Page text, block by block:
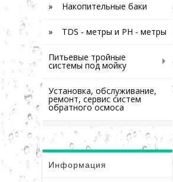
» Накопительные баки
» TDS - метры и PH - метры
Питьевые тройные
системы под мойку
Установка, обслуживание,
ремонт, сервис систем
обратного осмоса
Информация